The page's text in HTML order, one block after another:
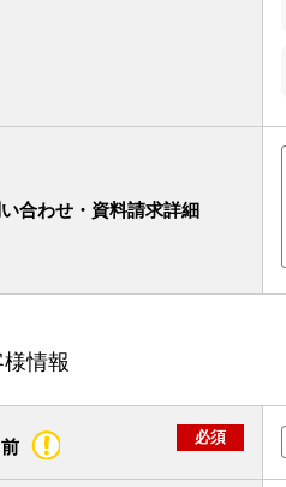
合わせ・資料請求詳細
情報
必須